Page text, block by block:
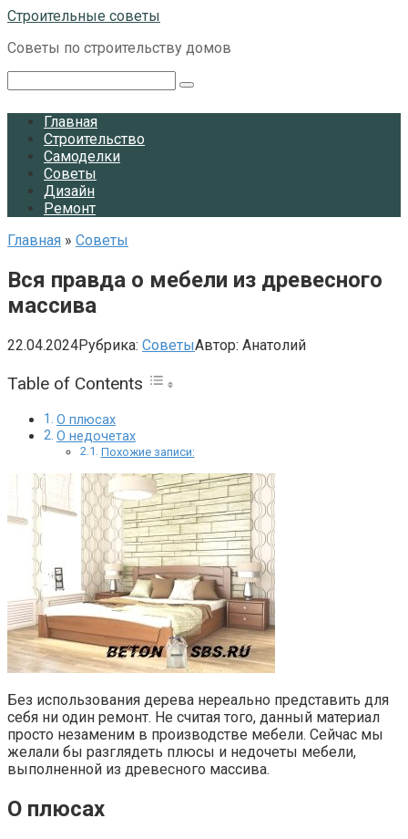
Перейти
контенту
Строительные советы
Советы по строительству домов
Главная
Строительство
Самоделки
Советы
Дизайн
Ремонт
Главная » Советы
Вся правда о мебели из древесного
массива
22.04.2024Рубрика: СоветыАвтор: Анатолий
Table of Contents
О плюсах
О недочетах
Похожие записи:
Без использования дерева нереально представить для
себя ни один ремонт. Не считая того, данный материал
просто незаменим в производстве мебели. Сейчас мы
желали бы разглядеть плюсы и недочеты мебели,
выполненной из древесного массива.
О плюсах